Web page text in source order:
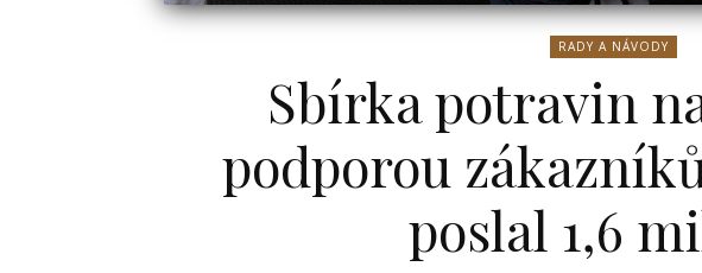
RADY A NÁVODY
Sbírka potravin
podporou
poslal 1,6